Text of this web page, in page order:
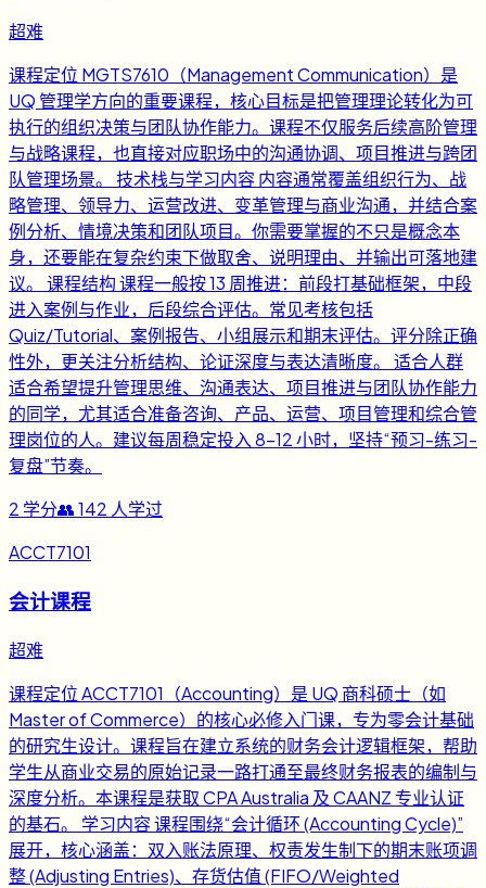
超难
课程定位 MGTS7610（Management Communication）是
UQ 管理学方向的重要课程，核心目标是把管理理论转化为可
执行的组织决策与团队协作能力。课程不仅服务后续高阶管理
与战略课程，也直接对应职场中的沟通协调、项目推进与跨团
队管理场景。 技术栈与学习内容 内容通常覆盖组织行为、战
略管理、领导力、运营改进、变革管理与商业沟通，并结合案
例分析、情境决策和团队项目。你需要掌握的不只是概念本
身，还要能在复杂约束下做取舍、说明理由、并输出可落地建
议。 课程结构 课程一般按 13 周推进：前段打基础框架，中段
进入案例与作业，后段综合评估。常见考核包括
Quiz/Tutorial、案例报告、小组展示和期末评估。评分除正确
性外，更关注分析结构、论证深度与表达清晰度。 适合人群
适合希望提升管理思维、沟通表达、项目推进与团队协作能力
的同学，尤其适合准备咨询、产品、运营、项目管理和综合管
理岗位的人。建议每周稳定投入 8-12 小时，坚持“预习-练习-
复盘”节奏。
2 学分👥142 人学过
ACCT7101
会计课程
超难
课程定位 ACCT7101（Accounting）是 UQ 商科硕士（如
Master of Commerce）的核心必修入门课，专为零会计基础
的研究生设计。课程旨在建立系统的财务会计逻辑框架，帮助
学生从商业交易的原始记录一路打通至最终财务报表的编制与
深度分析。本课程是获取 CPA Australia 及 CAANZ 专业认证
的基石。 学习内容 课程围绕“会计循环 (Accounting Cycle)”
展开，核心涵盖：双入账法原理、权责发生制下的期末账项调
整 (Adjusting Entries)、存货估值 (FIFO/Weighted